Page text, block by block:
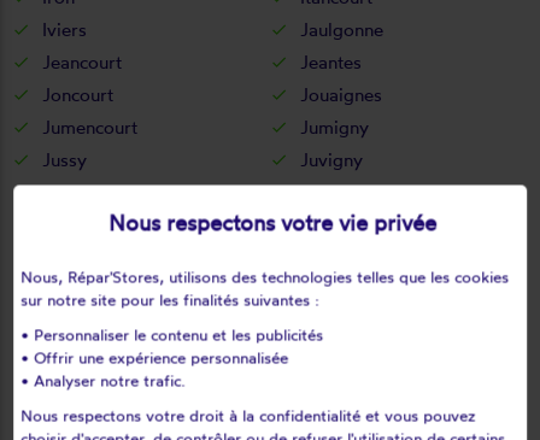
Iviers
Jaulgonne
Jeancourt
Jeantes
Joncourt
Jouaignes
Jumencourt
Jumigny
Jussy
Juvigny
Juvincourt-et-damary
La bouteille
La capelle
La celle-sous-montmirail
La croix-sur-ourcq
La fère
La hérie
La neuville-bosmont
La neuville-housset
La neuville-lès-dorengt
Nous respectons votre vie privée
Nous, Répar'Stores, utilisons des technologies telles que les cookies
sur notre site pour les finalités suivantes :
• Personnaliser le contenu et les publicités
• Offrir une expérience personnalisée
• Analyser notre trafic.
Nous respectons votre droit à la confidentialité et vous pouvez